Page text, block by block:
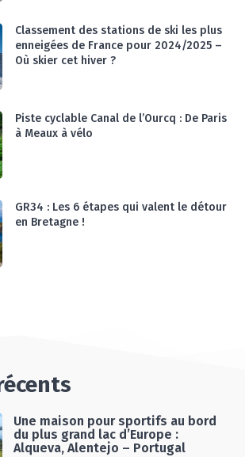
VLOG : DÉCOUVERTE DU VENTOUX AVEC
PISTE !
Classement des stations de ski les plus
enneigées de France pour 2024/2025 –
Où skier cet hiver ?
Piste cyclable Canal de l’Ourcq : De Paris
à Meaux à vélo
GR34 : Les 6 étapes qui valent le détour
en Bretagne !
Une maison pour sportifs au bord
du plus grand lac d’Europe :
Alqueva, Alentejo – Portugal